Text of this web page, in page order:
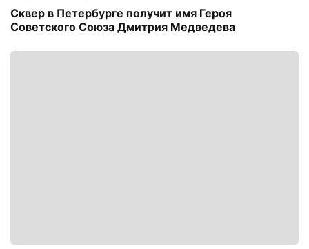
Сквер в Петербурге получит имя Героя
Советского Союза Дмитрия Медведева